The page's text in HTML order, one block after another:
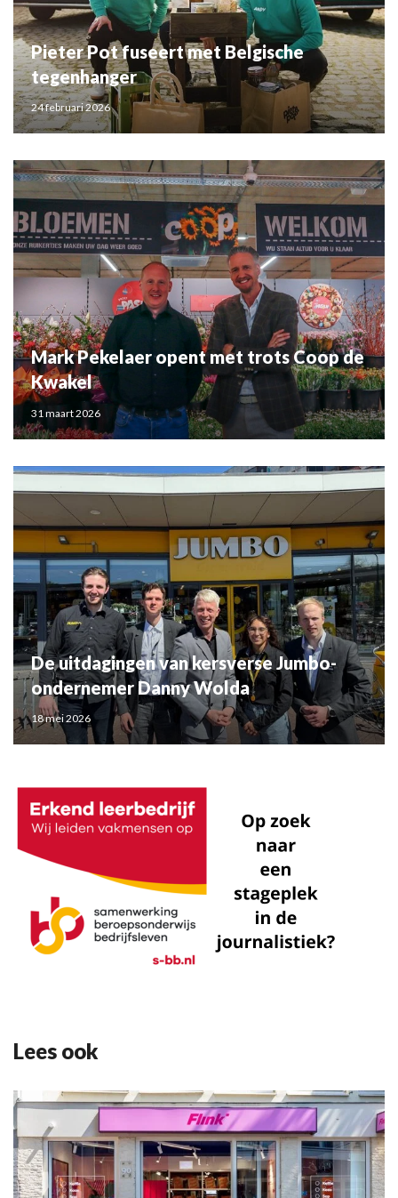
Pieter Pot fuseert met Belgische
tegenhanger
24 februari 2026
Mark Pekelaer opent met trots Coop de
Kwakel
31 maart 2026
De uitdagingen van kersverse Jumbo-
ondernemer Danny Wolda
18 mei 2026
Lees ook